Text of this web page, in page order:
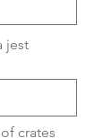
jest
crates